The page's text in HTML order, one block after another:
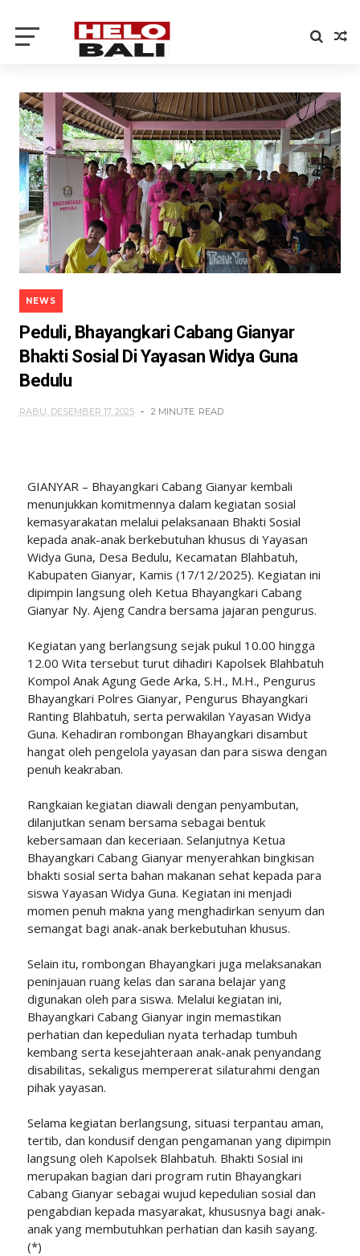
NEWS
Peduli, Bhayangkari Cabang Gianyar
Bhakti Sosial Di Yayasan Widya Guna
Bedulu
RABU, DESEMBER 17, 2025 2 MINUTE READ
GIANYAR – Bhayangkari Cabang Gianyar kembali
menunjukkan komitmennya dalam kegiatan sosial
kemasyarakatan melalui pelaksanaan Bhakti Sosial
kepada anak-anak berkebutuhan khusus di Yayasan
Widya Guna, Desa Bedulu, Kecamatan Blahbatuh,
Kabupaten Gianyar, Kamis (17/12/2025). Kegiatan ini
dipimpin langsung oleh Ketua Bhayangkari Cabang
Gianyar Ny. Ajeng Candra bersama jajaran pengurus.
Kegiatan yang berlangsung sejak pukul 10.00 hingga
12.00 Wita tersebut turut dihadiri Kapolsek Blahbatuh
Kompol Anak Agung Gede Arka, S.H., M.H., Pengurus
Bhayangkari Polres Gianyar, Pengurus Bhayangkari
Ranting Blahbatuh, serta perwakilan Yayasan Widya
Guna. Kehadiran rombongan Bhayangkari disambut
hangat oleh pengelola yayasan dan para siswa dengan
penuh keakraban.
Rangkaian kegiatan diawali dengan penyambutan,
dilanjutkan senam bersama sebagai bentuk
kebersamaan dan keceriaan. Selanjutnya Ketua
Bhayangkari Cabang Gianyar menyerahkan bingkisan
bhakti sosial serta bahan makanan sehat kepada para
siswa Yayasan Widya Guna. Kegiatan ini menjadi
momen penuh makna yang menghadirkan senyum dan
semangat bagi anak-anak berkebutuhan khusus.
Selain itu, rombongan Bhayangkari juga melaksanakan
peninjauan ruang kelas dan sarana belajar yang
digunakan oleh para siswa. Melalui kegiatan ini,
Bhayangkari Cabang Gianyar ingin memastikan
perhatian dan kepedulian nyata terhadap tumbuh
kembang serta kesejahteraan anak-anak penyandang
disabilitas, sekaligus mempererat silaturahmi dengan
pihak yayasan.
Selama kegiatan berlangsung, situasi terpantau aman,
tertib, dan kondusif dengan pengamanan yang dipimpin
langsung oleh Kapolsek Blahbatuh. Bhakti Sosial ini
merupakan bagian dari program rutin Bhayangkari
Cabang Gianyar sebagai wujud kepedulian sosial dan
pengabdian kepada masyarakat, khususnya bagi anak-
anak yang membutuhkan perhatian dan kasih sayang.
(*)